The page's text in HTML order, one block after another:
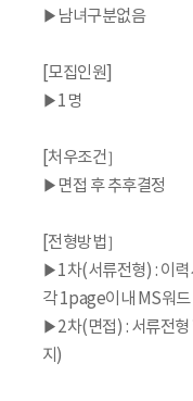
▶남녀구분없음
[모집인원]
▶1명
[처우조건］
▶면접 후 추후결정
[전형방법］
▶1차(서류전형) : 이
각 1page이내 MS워드
▶2차(면접) : 서류전형
지)